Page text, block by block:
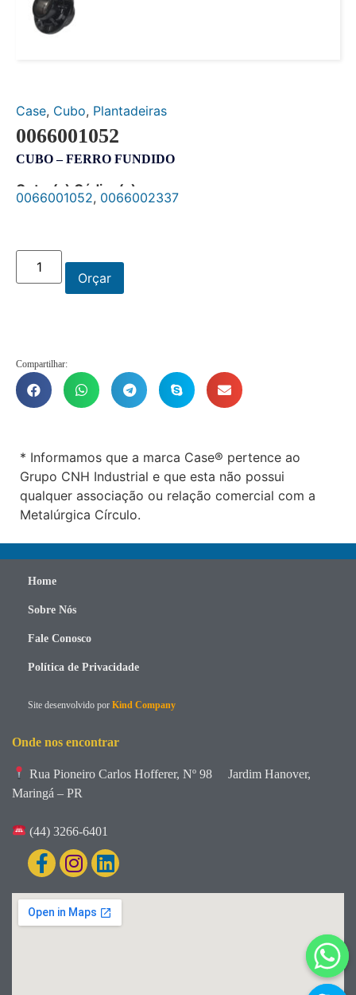
Case, Cubo, Plantadeiras
0066001052
CUBO – FERRO FUNDIDO
Outro(s) Código(s):
0066001052, 0066002337
Orçar
Compartilhar:
* Informamos que a marca Case® pertence ao
Grupo CNH Industrial e que esta não possui
qualquer associação ou relação comercial com a
Metalúrgica Círculo.
Home
Sobre Nós
Fale Conosco
Política de Privacidade
Site desenvolvido por Kind Company
Onde nos encontrar
Rua Pioneiro Carlos Hofferer, Nº 98
Jardim Hanover,
Maringá – PR
(44) 3266-6401